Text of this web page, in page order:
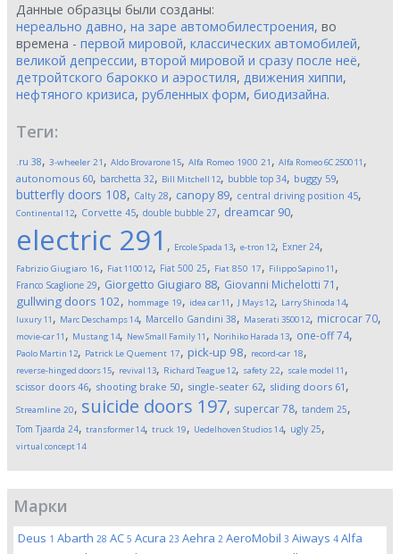
Данные образцы были созданы:
нереально давно, на заре автомобилестроения, во
времена - первой мировой, классических автомобилей,
великой депрессии, второй мировой и сразу после неё,
детройтского барокко и аэростиля, движения хиппи,
нефтяного кризиса, рубленных форм, биодизайна.
Теги:
.ru 38, 3-wheeler 21 , Aldo Brovarone15, Alfa Romeo 1900 21 , Alfa Romeo 6C 250011 ,
autonomous 60, barchetta 32, Bill Mitchell 12, bubble top 34, buggy 59,
butterfly doors 108, Calty 28, canopy 89, central driving position 45,
Continental 12, Corvette 45, double bubble 27, dreamcar 90,
electric 291 , Ercole Spada 13, e-tron 12, Exner 24,
Fabrizio Giugiaro 16, Fiat 110012, Fiat 500 25, Fiat 850 17, Filippo Sapino11 ,
Franco Scaglione 29, Giorgetto Giugiaro 88, Giovanni Michelotti 71 ,
gullwing doors 102, hommage 19, idea car11 , J Mays12, Larry Shinoda 14,
luxury11 , Marc Deschamps14, Marcello Gandini 38, Maserati 350012, microcar70,
movie-car11 , Mustang 14, New Small Family11 , Norihiko Harada 13, one-off74,
Paolo Martin 12, Patrick Le Quement 17, pick-up 98, record-car 18,
reverse-hinged doors15, revival 13, Richard Teague12, safety 22, scale model 11 ,
scissor doors 46, shooting brake 50, single-seater 62, sliding doors 61 ,
Streamline 20, suicide doors 197, supercar78, tandem 25,
Tom Tjaarda 24, transformer14, truck 19, Uedelhoven Studios14, ugly 25,
virtual concept14
Марки
Deus 1 Abarth 28 AC 5 Acura 23 Aehra 2 AeroMobil 3 Aiways 4 Alfa